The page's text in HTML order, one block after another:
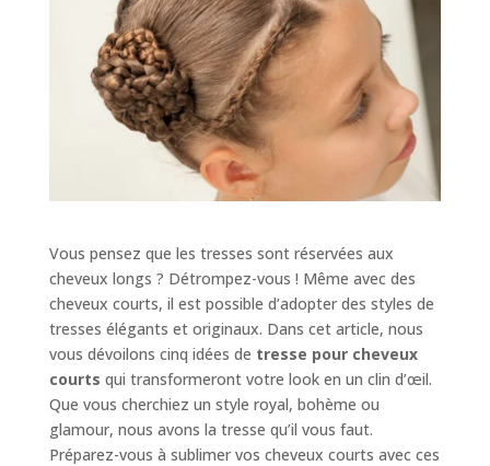
Vous pensez que les tresses sont réservées aux
cheveux longs ? Détrompez-vous ! Même avec des
cheveux courts, il est possible d’adopter des styles de
tresses élégants et originaux. Dans cet article, nous
vous dévoilons cinq idées de tresse pour cheveux
courts qui transformeront votre look en un clin d’œil.
Que vous cherchiez un style royal, bohème ou
glamour, nous avons la tresse qu’il vous faut.
Préparez-vous à sublimer vos cheveux courts avec ces